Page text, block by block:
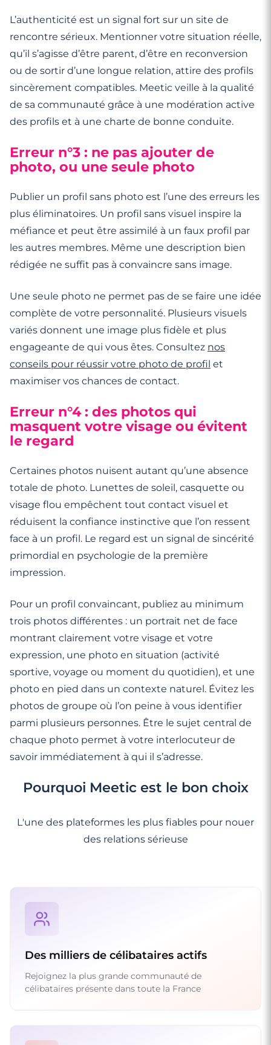
L’authenticité est un signal fort sur un site de
rencontre sérieux. Mentionner votre situation réelle,
qu’il s’agisse d’être parent, d’être en reconversion
ou de sortir d’une longue relation, attire des profils
sincèrement compatibles. Meetic veille à la qualité
de sa communauté grâce à une modération active
des profils et à une charte de bonne conduite.
Erreur n°3 : ne pas ajouter de
photo, ou une seule photo
Publier un profil sans photo est l’une des erreurs les
plus éliminatoires. Un profil sans visuel inspire la
méfiance et peut être assimilé à un faux profil par
les autres membres. Même une description bien
rédigée ne suffit pas à convaincre sans image.
Une seule photo ne permet pas de se faire une idée
complète de votre personnalité. Plusieurs visuels
variés donnent une image plus fidèle et plus
engageante de qui vous êtes. Consultez nos
conseils pour réussir votre photo de profil et
maximiser vos chances de contact.
Erreur n°4 : des photos qui
masquent votre visage ou évitent
le regard
Certaines photos nuisent autant qu’une absence
totale de photo. Lunettes de soleil, casquette ou
visage flou empêchent tout contact visuel et
réduisent la confiance instinctive que l’on ressent
face à un profil. Le regard est un signal de sincérité
primordial en psychologie de la première
impression.
Pour un profil convaincant, publiez au minimum
trois photos différentes : un portrait net de face
montrant clairement votre visage et votre
expression, une photo en situation (activité
sportive, voyage ou moment du quotidien), et une
photo en pied dans un contexte naturel. Évitez les
photos de groupe où l’on peine à vous identifier
parmi plusieurs personnes. Être le sujet central de
chaque photo permet à votre interlocuteur de
savoir immédiatement à qui il s’adresse.
Pourquoi Meetic est le bon choix
L'une des plateformes les plus fiables pour nouer
des relations sérieuse
Des milliers de célibataires actifs
Rejoignez la plus grande communauté de
célibataires présente dans toute la France